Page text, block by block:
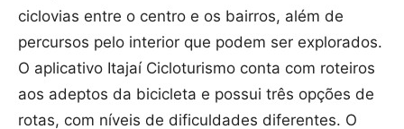
ciclovias entre o centro e os bairros, além de
percursos pelo interior que podem ser explorados.
O aplicativo Itajaí Cicloturismo conta com roteiros
aos adeptos da bicicleta e possui três opções de
rotas, com níveis de dificuldades diferentes. O